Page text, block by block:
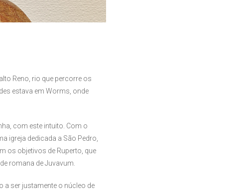
Reno, rio que percorre os
estava em Worms, onde
com este intuito. Com o
igreja dedicada a São Pedro,
os objetivos de Ruperto, que
romana de Juvavum.
a ser justamente o núcleo de